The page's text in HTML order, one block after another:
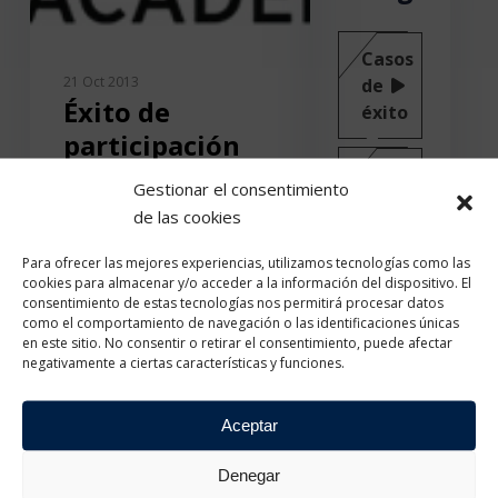
Gestionar el consentimiento
de las cookies
Para ofrecer las mejores experiencias, utilizamos tecnologías como las
cookies para almacenar y/o acceder a la información del dispositivo. El
consentimiento de estas tecnologías nos permitirá procesar datos
como el comportamiento de navegación o las identificaciones únicas
en este sitio. No consentir o retirar el consentimiento, puede afectar
negativamente a ciertas características y funciones.
Aceptar
Denegar
21 Oct 2013
Éxito de
participación
en las primeras
videoconferencias
virtualización
VMware
En nuestro continuo
demandadas en el sector
Casos
de
éxito
Programas
de
certificación